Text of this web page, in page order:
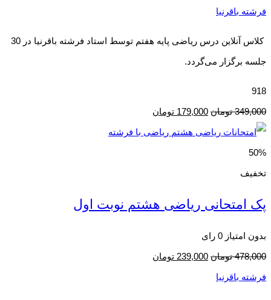
فرشته باقرنیا
کلاس آنلاین درس ریاضی پایه هفتم توسط استاد فرشته باقرنیا در 30
جلسه برگزار می‌گردد.
918
349,000 تومان 179,000 تومان
50%
تخفیف
پک امتحانی ریاضی هشتم نوبت اول
بدون امتیاز 0 رای
478,000 تومان 239,000 تومان
فرشته باقرنیا